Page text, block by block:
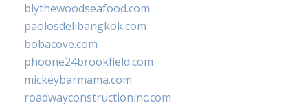
blythewoodseafood.com
paolosdelibangkok.com
bobacove.com
phoone24brookfield.com
mickeybarmama.com
roadwayconstructioninc.com